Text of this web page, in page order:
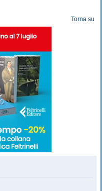
Torna su